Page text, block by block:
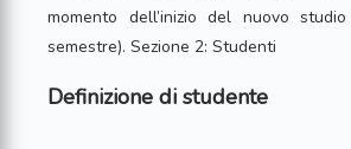
momento dell’inizio del nuovo
semestre). Sezione 2: Studenti
Definizione di studente